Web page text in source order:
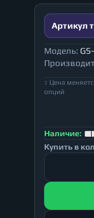
Артикул
Модель:
↕ Цена
опций
Наличие:
Купить в